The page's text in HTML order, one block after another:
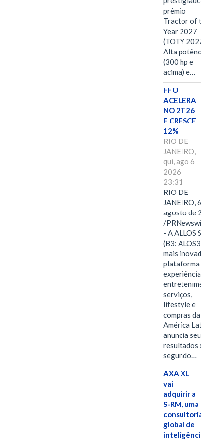
prêmio
Tractor of the
Year 2027
(TOTY 2027:
Alta potência
(300 hp e
acima) e…
FFO
ACELERA
NO 2T26
E CRESCE
12%
RIO DE
JANEIRO,
qui, ago 6
2026
23:31
RIO DE
JANEIRO, 6 de
agosto de 2026
/PRNewswire/ -
- A ALLOS S.A.
(B3: ALOS3), a
mais inovadora
plataforma de
experiências,
entretenimento,
serviços,
lifestyle e
compras da
América Latina
anuncia seus
resultados do
segundo…
AXA XL
vai
adquirir a
S-RM, uma
consultoria
global de
inteligência